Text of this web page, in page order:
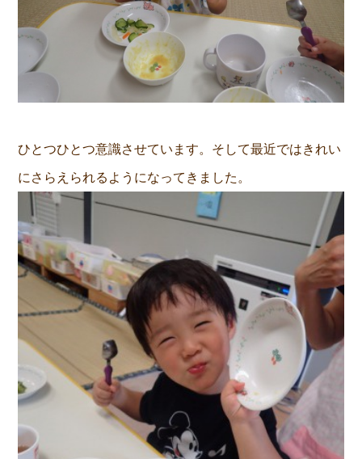
ひとつひとつ意識させています。そして最近ではきれい
にさらえられるようになってきました。